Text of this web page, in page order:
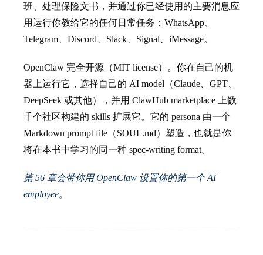
班、处理保险文书，并通过你已经使用的主要消息应
用运行你教给它的任何日常任务：WhatsApp、
Telegram、Discord、Slack、Signal、iMessage。
OpenClaw 完全开源（MIT license）。你在自己的机
器上运行它，选择自己的 AI model（Claude、GPT、
DeepSeek 或其他），并用 ClawHub marketplace 上数
千个社区构建的 skills 扩展它。它的 persona 由一个
Markdown prompt file（SOUL.md）塑造，也就是你
将在本书中学习的同一种 spec-writing format。
第 56 章会带你用 OpenClaw 设置你的第一个 AI
employee。